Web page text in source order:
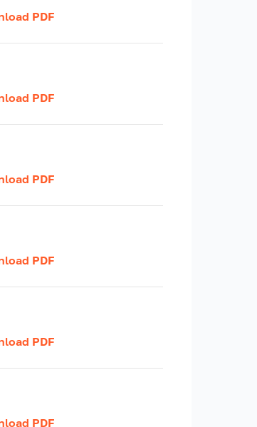
PDF
PDF
PDF
PDF
PDF
PDF